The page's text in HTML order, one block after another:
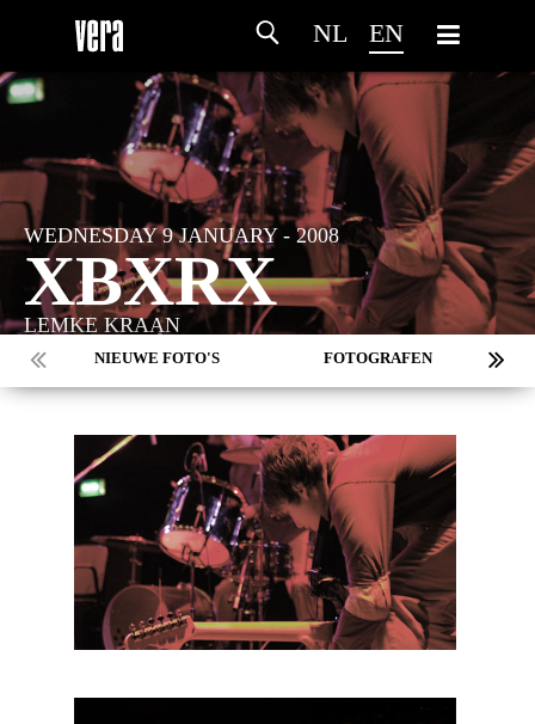
NL EN
WEDNESDAY 9 JANUARY - 2008
XBXRX
LEMKE KRAAN
NIEUWE FOTO'S FOTOGRAFEN
MARC DE KROSSE
PEER
MISCHA VEENEMA
JEROEN DEKKER
BOB DE VRIES
RICHARD POSTMA
SASKIA LUDDEN
ANNA HIEP